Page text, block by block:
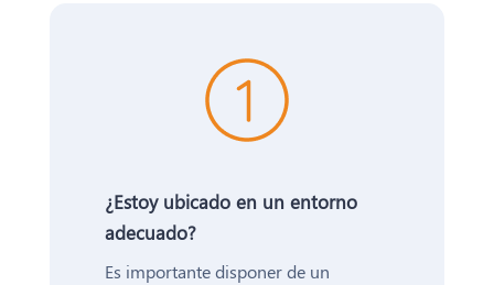
¿Estoy ubicado en un entorno
adecuado?
Es importante disponer de un